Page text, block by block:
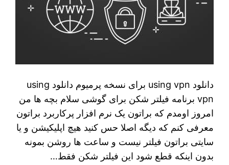
دانلود using vpn برای نسخه پرمیوم دانلود using
vpn برنامه فیلتر شکن برای گوشی سلام بچه ها من
امروز اومدم که براتون یک نرم افزار پرکاربرد براتون
معرفی کنم‌ که دیگه اصلا حس کنید هیچ اپلیکیشن و یا
سایتی براتون فیلتر نیست و ساعت ها روشن بمونه
بدون اینکه قطع شود این فیلتر شکن فقط…